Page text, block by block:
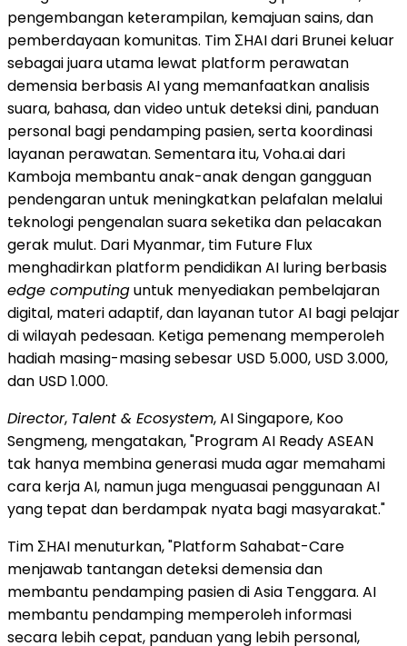
pengembangan keterampilan, kemajuan sains, dan
pemberdayaan komunitas. Tim ΣHAI dari Brunei keluar
sebagai juara utama lewat platform perawatan
demensia berbasis AI yang memanfaatkan analisis
suara, bahasa, dan video untuk deteksi dini, panduan
personal bagi pendamping pasien, serta koordinasi
layanan perawatan. Sementara itu, Voha.ai dari
Kamboja membantu anak-anak dengan gangguan
pendengaran untuk meningkatkan pelafalan melalui
teknologi pengenalan suara seketika dan pelacakan
gerak mulut. Dari Myanmar, tim Future Flux
menghadirkan platform pendidikan AI luring berbasis
edge computinguntuk menyediakan pembelajaran
digital, materi adaptif, dan layanan tutor AI bagi pelajar
di wilayah pedesaan. Ketiga pemenang memperoleh
hadiah masing-masing sebesar USD 5.000, USD 3.000,
dan USD 1.000.
Director, Talent & Ecosystem, AI Singapore, Koo
Sengmeng, mengatakan, "Program AI Ready ASEAN
tak hanya membina generasi muda agar memahami
cara kerja AI, namun juga menguasai penggunaan AI
yang tepat dan berdampak nyata bagi masyarakat."
Tim ΣHAI menuturkan, "Platform Sahabat-Care
menjawab tantangan deteksi demensia dan
membantu pendamping pasien di Asia Tenggara. AI
membantu pendamping memperoleh informasi
secara lebih cepat, panduan yang lebih personal,